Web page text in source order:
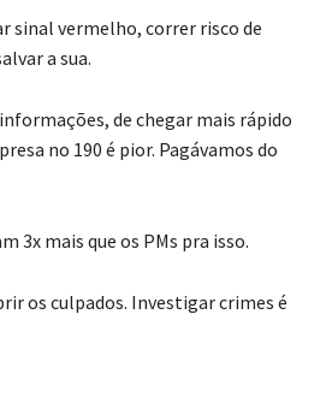
sinal vermelho, correr risco de
a sua.
de chegar mais rápido
no 190 é pior. Pagávamos do
3x mais que os PMs pra isso.
os culpados. Investigar crimes é